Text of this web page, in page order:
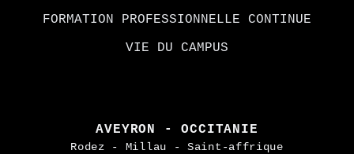
FORMATION PROFESSIONNELLE CONTINUE
VIE DU CAMPUS
AVEYRON - OCCITANIE
Rodez - Millau - Saint-affrique